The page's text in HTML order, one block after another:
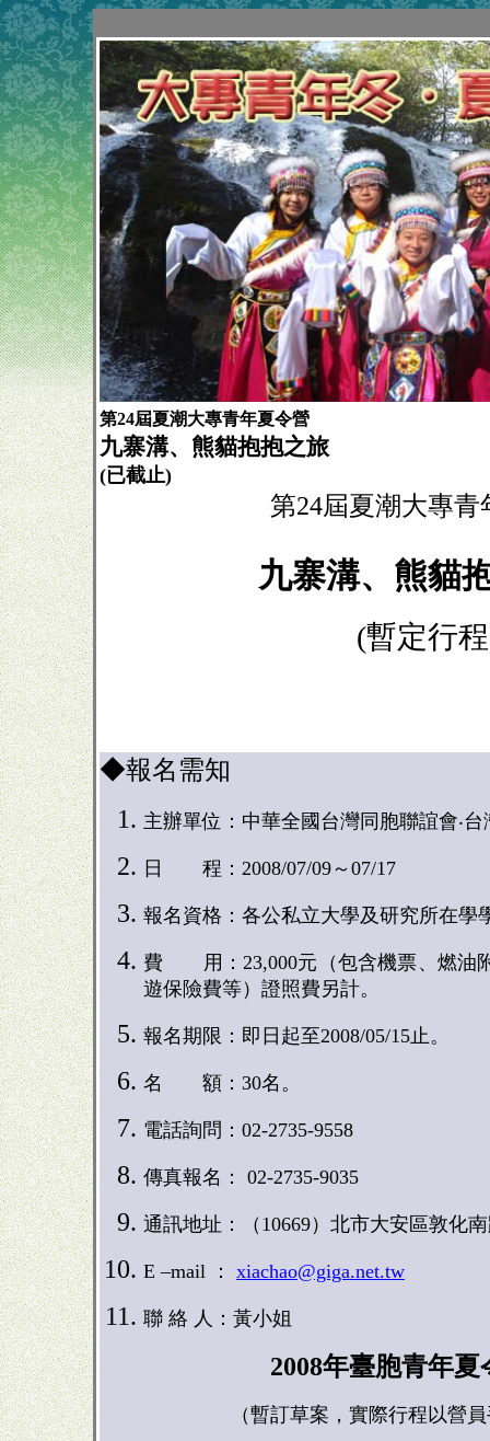
第24屆夏潮大專青年夏令營
九寨溝、熊貓抱抱之旅
(已截止)
第24屆夏潮大專青
九寨溝、熊貓
(暫定行
◆報名需知
主辦單位：中華全國台灣同胞聯誼會‧
日 程： 2008/07/09～07/17
報名資格：各公私立大學及研究所在學
費 用：23,000元（包含機票、燃油
遊保險費等）證照費另計。
報名期限：即日起至2008/05/15止。
名 額： 30名。
電話詢問： 02-2735-9558
傳真報名： 02-2735-9035
通訊地址：（ 10669）北市大安區敦化
E –mail ： xiachao@giga.net.tw
聯 絡 人：黃小姐
2008年臺胞青年夏
（暫訂草案，實際行程以營